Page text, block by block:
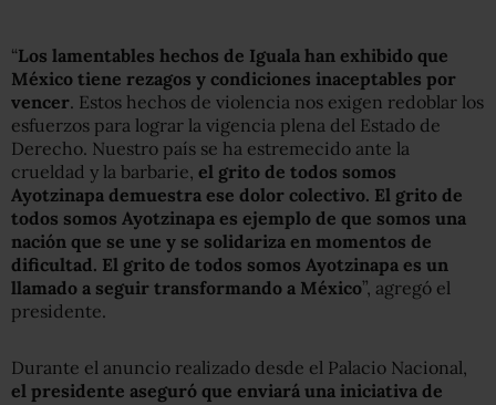
“Los lamentables hechos de Iguala han exhibido que
México tiene rezagos y condiciones inaceptables por
vencer. Estos hechos de violencia nos exigen redoblar los
esfuerzos para lograr la vigencia plena del Estado de
Derecho. Nuestro país se ha estremecido ante la
crueldad y la barbarie, el grito de todos somos
Ayotzinapa demuestra ese dolor colectivo. El grito de
todos somos Ayotzinapa es ejemplo de que somos una
nación que se une y se solidariza en momentos de
dificultad. El grito de todos somos Ayotzinapa es un
llamado a seguir transformando a México”, agregó el
presidente.
Durante el anuncio realizado desde el Palacio Nacional,
el presidente aseguró que enviará una iniciativa de